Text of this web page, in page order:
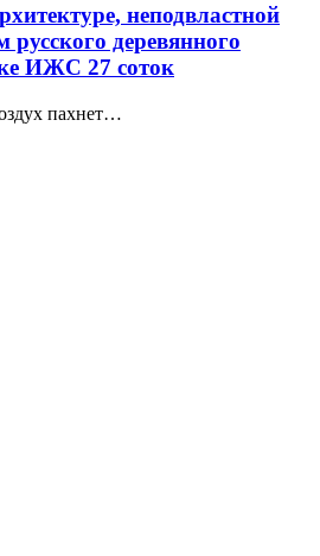
неподвластной
деревянного
ИЖС 27 соток
пахнет…